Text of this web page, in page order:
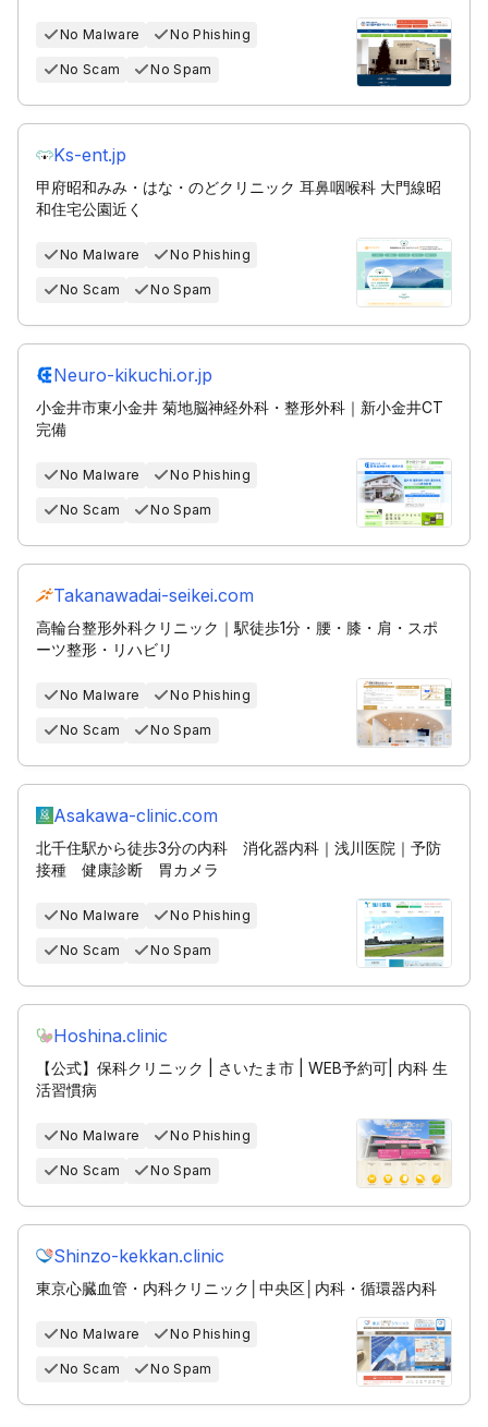
No Malware No Phishing
No Scam No Spam
Ks-ent.jp
甲府昭和みみ・はな・のどクリニック 耳鼻咽喉科 大門線昭
和住宅公園近く
No Malware No Phishing
No Scam No Spam
Neuro-kikuchi.or.jp
小金井市東小金井 菊地脳神経外科・整形外科｜新小金井CT
完備
No Malware No Phishing
No Scam No Spam
Takanawadai-seikei.com
高輪台整形外科クリニック｜駅徒歩1分・腰・膝・肩・スポ
ーツ整形・リハビリ
No Malware No Phishing
No Scam No Spam
Asakawa-clinic.com
北千住駅から徒歩3分の内科 消化器内科｜浅川医院｜予防
接種 健康診断 胃カメラ
No Malware No Phishing
No Scam No Spam
Hoshina.clinic
【公式】保科クリニック | さいたま市 | WEB予約可| 内科 生
活習慣病
No Malware No Phishing
No Scam No Spam
Shinzo-kekkan.clinic
東京心臓血管・内科クリニック│中央区│内科・循環器内科
No Malware No Phishing
No Scam No Spam